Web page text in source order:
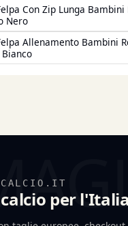
Con Zip Lunga
Nero
Allenamento Bambini
per l'Italia